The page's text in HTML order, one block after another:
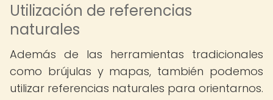
Utilización de referencias
naturales
Además de las herramientas tradicionales
como brújulas y mapas, también podemos
utilizar referencias naturales para orientarnos.